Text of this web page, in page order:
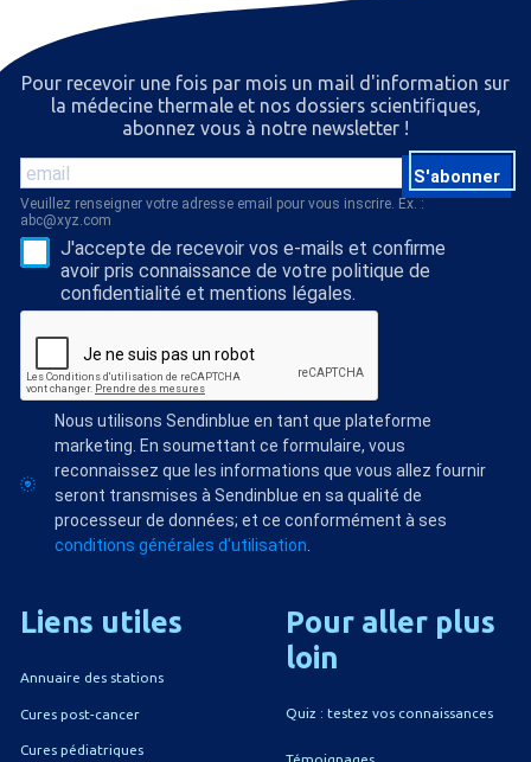
Pour recevoir une fois par mois un mail d'information sur
la médecine thermale et nos dossiers scientiﬁques,
abonnez vous à notre newsletter !
S'abonner
Veuillez renseigner votre adresse email pour vous inscrire. Ex. :
abc@xyz.com
J'accepte de recevoir vos e-mails et confirme
avoir pris connaissance de votre politique de
confidentialité et mentions légales.
Nous utilisons Sendinblue en tant que plateforme
marketing. En soumettant ce formulaire, vous
reconnaissez que les informations que vous allez fournir
seront transmises à Sendinblue en sa qualité de
processeur de données; et ce conformément à ses
conditions générales d'utilisation.
Liens utiles
Annuaire des stations
Cures post-cancer
Cures pédiatriques
Pour aller plus
loin
Quiz : testez vos connaissances